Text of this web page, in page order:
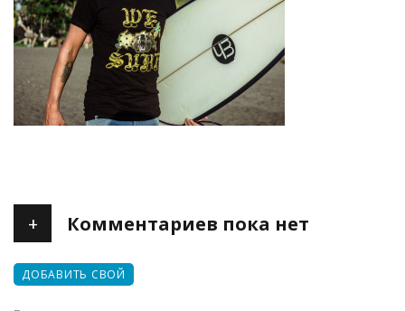
+ Комментариев пока нет
ДОБАВИТЬ СВОЙ